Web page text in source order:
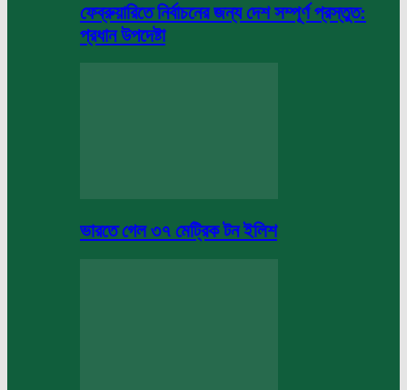
ফেব্রুয়ারিতে নির্বাচনের জন্য দেশ সম্পূর্ণ প্রস্তুত:
প্রধান উপদেষ্টা
ভারতে গেল ৩৭ মেট্রিক টন ইলিশ